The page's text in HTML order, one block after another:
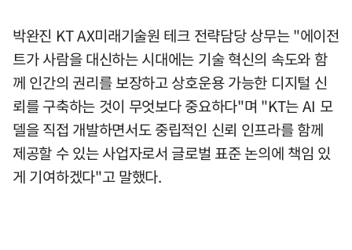
박완진 KT AX미래기술원 테크 전략담당 상무는 "에이전
트가 사람을 대신하는 시대에는 기술 혁신의 속도와 함
께 인간의 권리를 보장하고 상호운용 가능한 디지털 신
뢰를 구축하는 것이 무엇보다 중요하다"며 "KT는 AI 모
델을 직접 개발하면서도 중립적인 신뢰 인프라를 함께
제공할 수 있는 사업자로서 글로벌 표준 논의에 책임 있
게 기여하겠다"고 말했다.